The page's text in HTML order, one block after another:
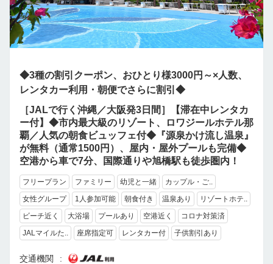
◆3種の割引クーポン、おひとり様3000円～×人数、
レンタカー利用・朝便でさらに割引◆
［JALで行く沖縄／大阪発3日間］【滞在中レンタカ
ー付】◆市内最大級のリゾート、ロワジールホテル那
覇／人気の朝食ビュッフェ付◆『源泉かけ流し温泉』
が無料（通常1500円）、屋内・屋外プールも完備◆
空港から車で7分、国際通りや旭橋駅も徒歩圏内！
フリープラン ファミリー 幼児と一緒
カップル・ご..
女性グループ
1人参加可能 朝食付き 温泉あり
リゾートホテ..
ビーチ近く
大浴場 プールあり 空港近く
コロナ対策済
JALマイルた..
座席指定可 レンタカー付 子供割引あり
交通機関